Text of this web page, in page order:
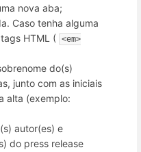
nova aba;
Caso tenha alguma
HTML ( <em>
do(s)
junto com as iniciais
alta (exemplo:
autor(es) e
do press release